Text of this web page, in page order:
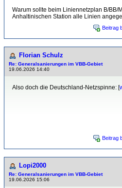
Warum sollte beim Liniennetzplan B/BB/
Anhaltinischen Station alle Linien
Beitrag
Florian Schulz
Re: Generalsanierungen im VBB-Gebiet
19.06.2026 14:40
Also doch die Deutschland-Netzspinne: [
Beitrag
Lopi2000
Re: Generalsanierungen im VBB-Gebiet
19.06.2026 15:06